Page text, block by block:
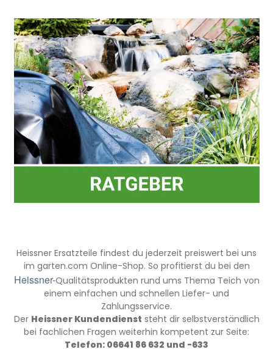
Heissner Ersatzteile findest du jederzeit preiswert bei uns
im garten.com Online-Shop. So profitierst du bei den
Heissner-Qualitätsprodukten rund ums Thema Teich von
einem einfachen und schnellen Liefer- und
Zahlungsservice.
Der Heissner Kundendienst steht dir selbstverständlich
bei fachlichen Fragen weiterhin kompetent zur Seite:
Telefon: 06641 86 632 und -633